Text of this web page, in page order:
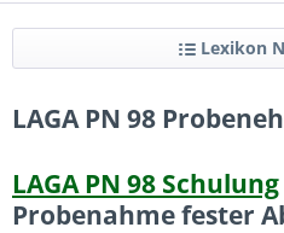
Lexikon
LAGA PN 98
LAGA PN 98 Schulung
Probenahme fester